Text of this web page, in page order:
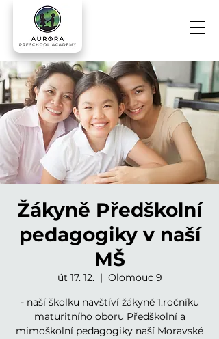
Žákyně Předškolní
pedagogiky v naší
MŠ
út 17. 12.
  |
Olomouc 9
- naší školku navštíví žákyně 1.ročníku
maturitního oboru Předškolní a
mimoškolní pedagogiky naší Moravské